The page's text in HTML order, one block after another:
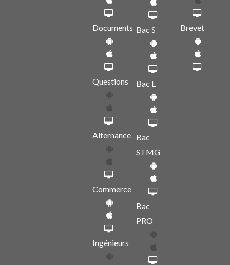
Documents
Questions
Alternance
Commerce
Ingénieurs
Bac S
Bac L
Bac
STMG
Bac
PRO
Brevet